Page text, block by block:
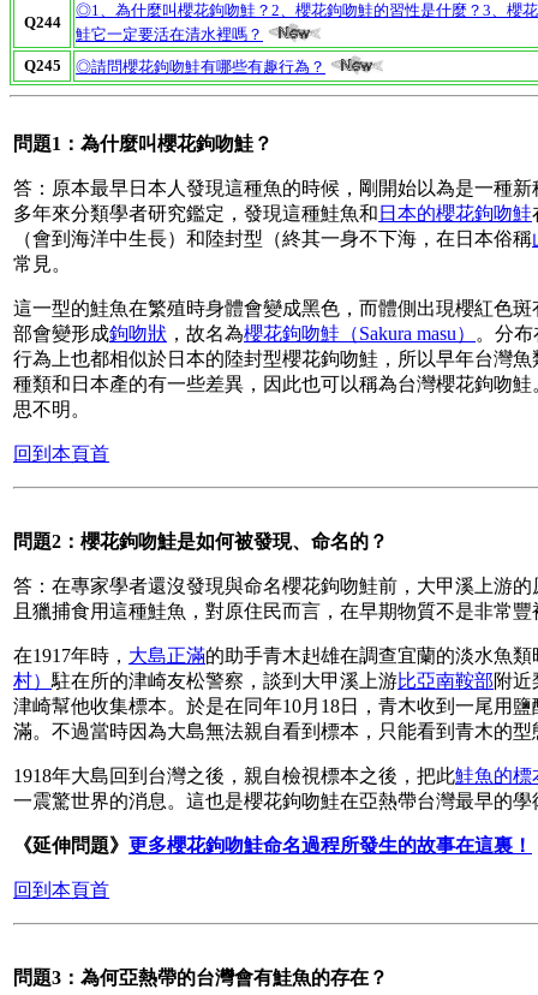
Q244
◎1、為什麼叫櫻花鉤吻鮭？2、櫻花鉤吻鮭的習性是什麼？3、櫻
鮭它一定要活在清水裡嗎？
Q245
◎請問櫻花鉤吻鮭有哪些有趣行為？
問題1：為什麼叫櫻花鉤吻鮭？
答：原本最早日本人發現這種魚的時候，剛開始以為是一種新
多年來分類學者研究鑑定，發現這種鮭魚和 日本的櫻花鉤吻鮭
（會到海洋中生長）和陸封型（終其一身不下海，在日本俗稱
常見。
這一型的鮭魚在繁殖時身體會變成黑色，而體側出現櫻紅色
部會變形成鉤吻狀 ，故名為櫻花鉤吻鮭（Sakura masu）
。分
行為上也都相似於日本的陸封型櫻花鉤吻鮭，所以早年台灣
種類和日本產的有一些差異，因此也可以稱為台灣櫻花鉤吻
思不明。
回到本頁首
問題2：櫻花鉤吻鮭是如何被發現、命名的？
答：在專家學者還沒發現與命名櫻花鉤吻鮭前，大甲溪上游的
且獵捕食用這種鮭魚，對原住民而言，在早期物質不是非常
在1917年時， 大島正滿的助手青木赳雄在調查宜蘭的淡水魚
村） 駐在所的津崎友松警察，談到大甲溪上游比亞南鞍部附
津崎幫他收集標本。於是在同年10月18日，青木收到一尾用
滿。不過當時因為大島無法親自看到標本，只能看到青木的
1918年大島回到台灣之後，親自檢視標本之後，把此鮭魚的標
一震驚世界的消息。這也是櫻花鉤吻鮭在亞熱帶台灣最早的學
《延伸問題》 更多櫻花鉤吻鮭命名過程所發生的故事在這裏！
回到本頁首
問題3：為何亞熱帶的台灣會有鮭魚的存在？